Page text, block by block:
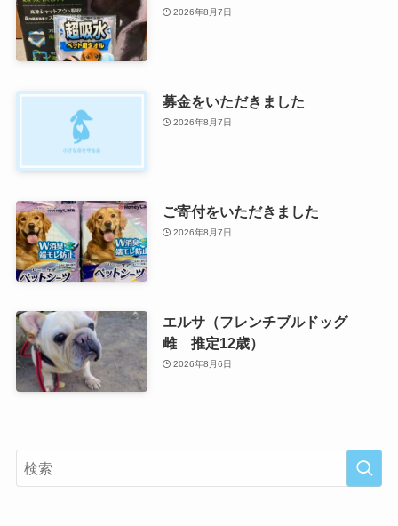
2026年8月7日
募金をいただきました
2026年8月7日
ご寄付をいただきました
2026年8月7日
エルサ（フレンチブルドッグ
雌 推定12歳）
2026年8月6日